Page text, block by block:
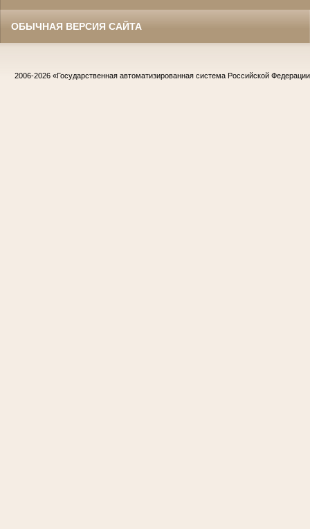
ОБЫЧНАЯ ВЕРСИЯ САЙТА
2006-2026 «Государственная автоматизированная система Российской